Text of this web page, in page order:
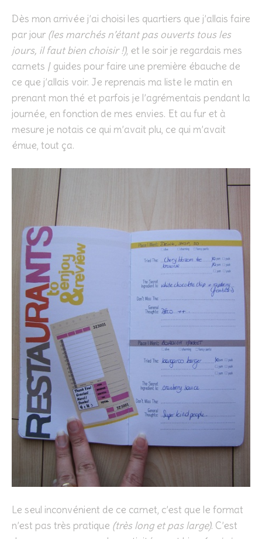
Dès mon arrivée j’ai choisi les quartiers que j’allais faire
par jour (les marchés n’étant pas ouverts tous les
jours, il faut bien choisir !), et le soir je regardais mes
carnets / guides pour faire une première ébauche de
ce que j’allais voir. Je reprenais ma liste le matin en
prenant mon thé et parfois je l’agrémentais pendant la
journée, en fonction de mes envies. Et au fur et à
mesure je notais ce qui m’avait plu, ce qui m’avait
émue, tout ça.
Le seul inconvénient de ce carnet, c’est que le format
n’est pas très pratique (très long et pas large). C’est